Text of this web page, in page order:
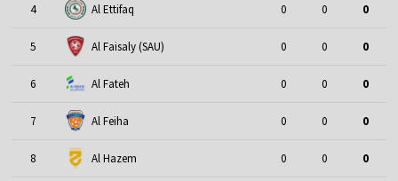
4 Al Ettifaq 0 0 0
5 Al Faisaly (SAU) 0 0 0
6 Al Fateh 0 0 0
7 Al Feiha 0 0 0
8 Al Hazem 0 0 0